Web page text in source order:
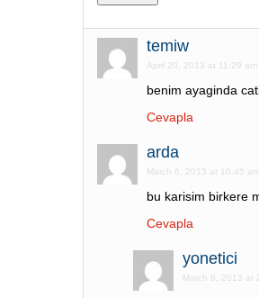
temiw
April 20, 2013 at 11:29 am
benim ayaginda
Cevapla
arda
March 6, 2013 at 10:45 am
bu karisim birkere
Cevapla
yonetici
March 6, 2013 at